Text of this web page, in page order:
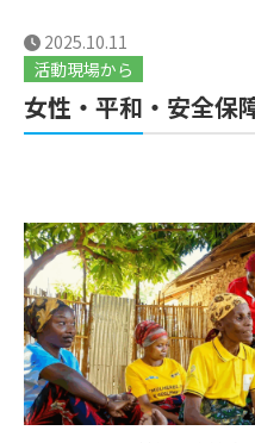
2025.10.11
活動現場から
女性・平和・安全保